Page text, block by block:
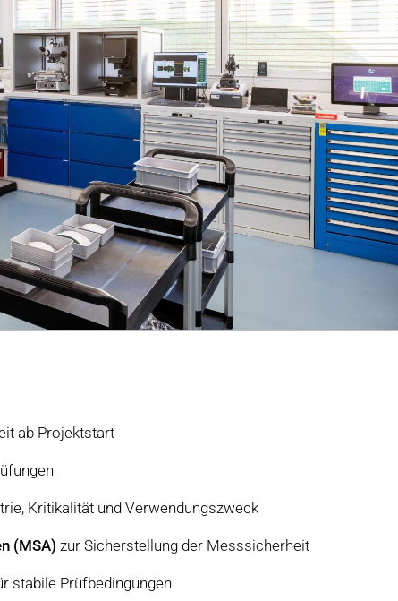
ab Projektstart
Kritikalität und Verwendungszweck
(MSA) zur Sicherstellung der Messsicherheit
stabile Prüfbedingungen